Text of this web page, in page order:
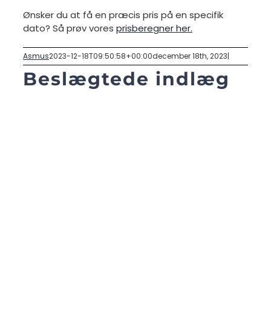
Ønsker du at få en præcis pris på en specifik
dato? Så prøv vores prisberegner her.
Asmus2023-12-18T09:50:58+00:00december 18th, 2023|
Beslægtede indlæg